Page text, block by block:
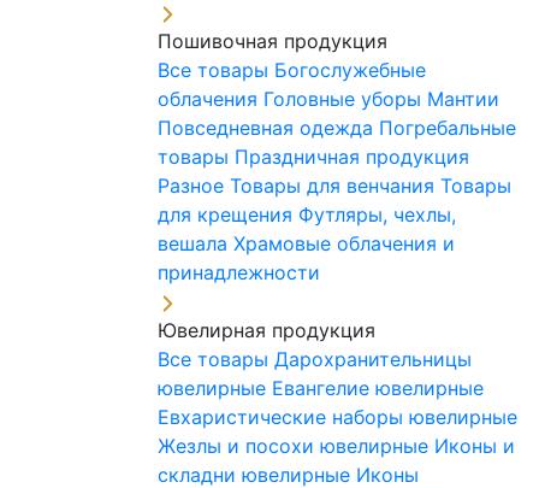
Пошивочная продукция
Все товары Богослужебные
облачения Головные уборы Мантии
Повседневная одежда Погребальные
товары Праздничная продукция
Разное Товары для венчания Товары
для крещения Футляры, чехлы,
вешала Храмовые облачения и
принадлежности
Ювелирная продукция
Все товары Дарохранительницы
ювелирные Евангелие ювелирные
Евхаристические наборы ювелирные
Жезлы и посохи ювелирные Иконы и
складни ювелирные Иконы